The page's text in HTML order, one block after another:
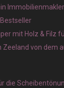
mit Holz & Filz
von dem
die